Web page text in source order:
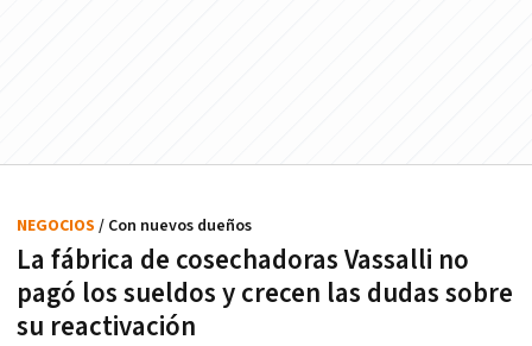
La fábrica de cosechadoras Vassalli no
pagó los sueldos y crecen las dudas sobre
su reactivación
NEGOCIOS / Con nuevos dueños